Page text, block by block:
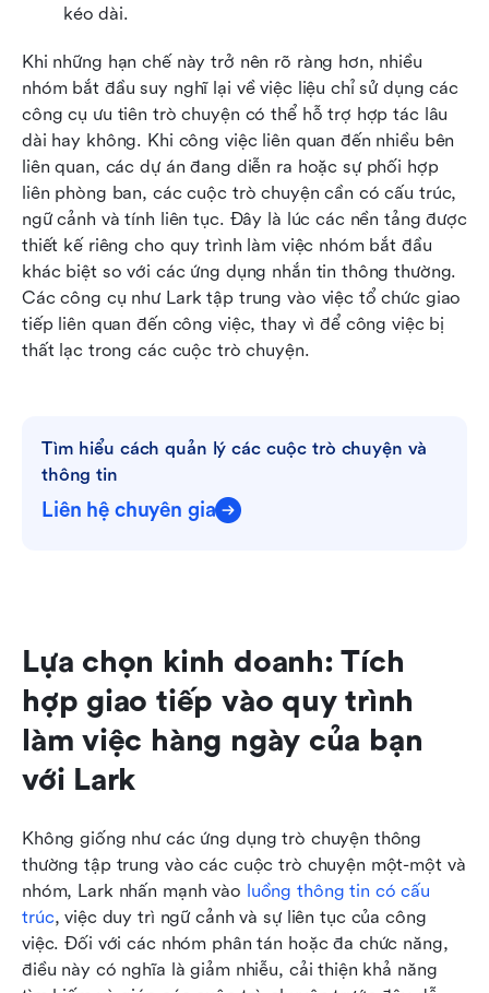
kéo dài.
Khi những hạn chế này trở nên rõ ràng hơn, nhiều
nhóm bắt đầu suy nghĩ lại về việc liệu chỉ sử dụng các
công cụ ưu tiên trò chuyện có thể hỗ trợ hợp tác lâu
dài hay không. Khi công việc liên quan đến nhiều bên
liên quan, các dự án đang diễn ra hoặc sự phối hợp
liên phòng ban, các cuộc trò chuyện cần có cấu trúc,
ngữ cảnh và tính liên tục. Đây là lúc các nền tảng được
thiết kế riêng cho quy trình làm việc nhóm bắt đầu
khác biệt so với các ứng dụng nhắn tin thông thường.
Các công cụ như Lark tập trung vào việc tổ chức giao
tiếp liên quan đến công việc, thay vì để công việc bị
thất lạc trong các cuộc trò chuyện.
Tìm hiểu cách quản lý các cuộc trò chuyện và
thông tin
Liên hệ chuyên gia
Lựa chọn kinh doanh: Tích
hợp giao tiếp vào quy trình
làm việc hàng ngày của bạn
với Lark
Không giống như các ứng dụng trò chuyện thông
thường tập trung vào các cuộc trò chuyện một-một và
nhóm, Lark nhấn mạnh vào luồng thông tin có cấu
trúc, việc duy trì ngữ cảnh và sự liên tục của công
việc. Đối với các nhóm phân tán hoặc đa chức năng,
điều này có nghĩa là giảm nhiễu, cải thiện khả năng